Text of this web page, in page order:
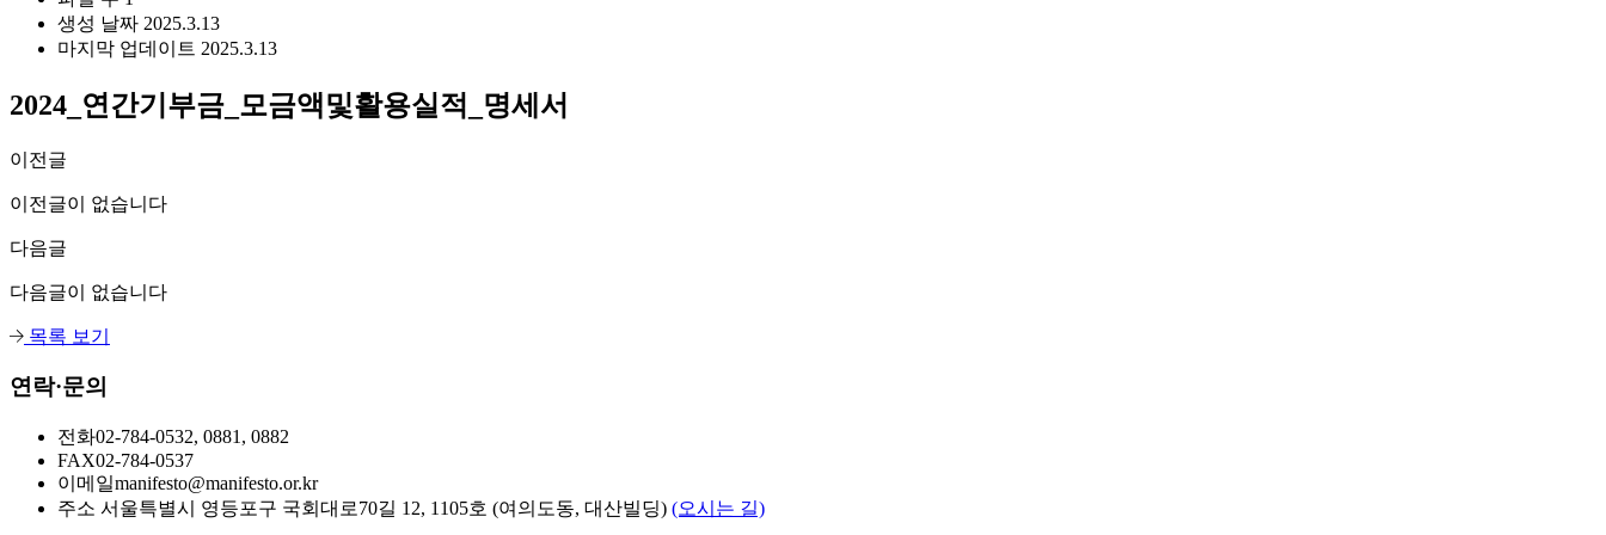
생성 날짜 2025.3.13
마지막 업데이트 2025.3.13
2024_연간기부금_모금액및활용실적_명세서
이전글
이전글이 없습니다
다음글
다음글이 없습니다
목록 보기
연락·문의
전화02-784-0532, 0881, 0882
FAX02-784-0537
이메일manifesto@manifesto.or.kr
주소 서울특별시 영등포구 국회대로70길 12, 1105호 (여의도동, 대산빌딩) (오시는 길)